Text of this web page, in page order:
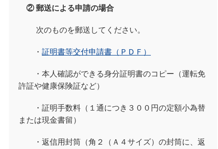
② 郵送による申請の場合
次のものを郵送してください。
・ 証明書等交付申請書（ＰＤＦ）
・本人確認ができる身分証明書のコピー（運転免
許証や健康保険証など）
・証明手数料（１通につき３００円の定額小為替
または現金書留）
・返信用封筒（角２（Ａ４サイズ）の封筒に、返